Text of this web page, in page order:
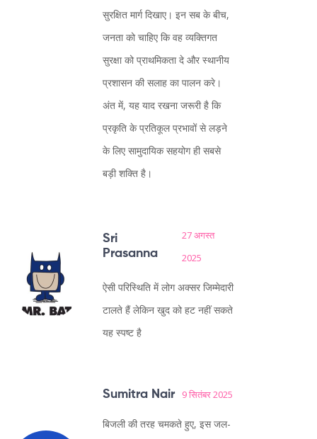
सुरक्षित मार्ग दिखाए। इन सब के बीच,
जनता को चाहिए कि वह व्यक्तिगत
सुरक्षा को प्राथमिकता दे और स्थानीय
प्रशासन की सलाह का पालन करे।
अंत में, यह याद रखना जरूरी है कि
प्रकृति के प्रतिकूल प्रभावों से लड़ने
के लिए सामुदायिक सहयोग ही सबसे
बड़ी शक्ति है।
Sri
Prasanna
27 अगस्त
2025
ऐसी परिस्थिति में लोग अक्सर जिम्मेदारी
टालते हैं लेकिन खुद को हट नहीं सकते
यह स्पष्ट है
Sumitra Nair 9 सितंबर 2025
बिजली की तरह चमकते हुए, इस जल-